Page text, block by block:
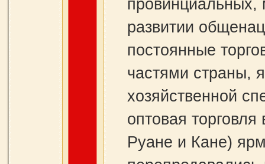
развитии
постоянные
частями страны,
хозяйственной
оптовая
Руане и Кане)